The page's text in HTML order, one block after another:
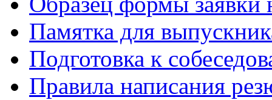
Памятка для
Подготовка к
Правила написания